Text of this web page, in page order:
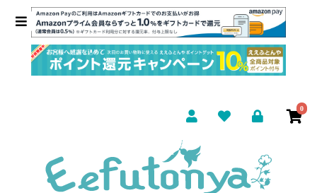
0